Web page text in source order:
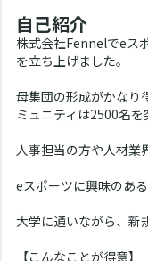
自己紹介
株式会社Fennelでeス
を立ち上げました。
母集団の形成がかなり
ミュニティは2500名を
人事担当の方や人材業
eスポーツに興味のあ
大学に通いながら、新
【こんなことが得意】